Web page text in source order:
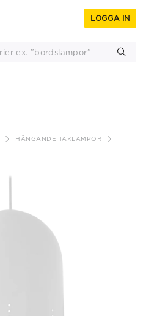
LOGGA IN
HÄNGANDE TAKLAMPOR